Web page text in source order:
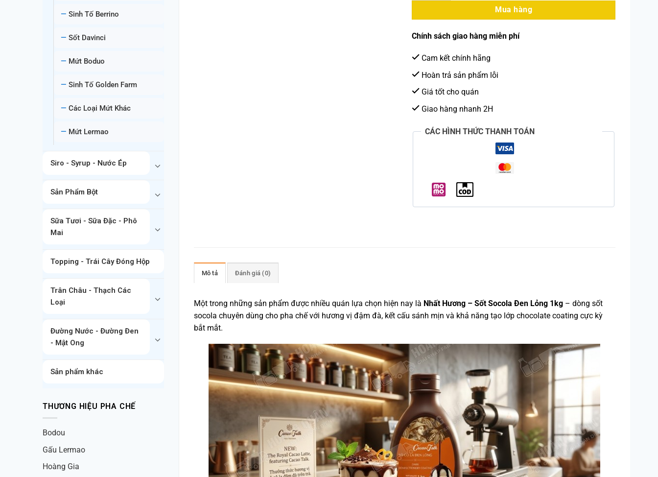
Sinh Tố Berrino
Sốt Davinci
Mứt Boduo
Sinh Tố Golden Farm
Các Loại Mứt Khác
Mứt Lermao
Siro - Syrup - Nước Ép
Sản Phẩm Bột
Sữa Tươi - Sữa Đặc - Phô
Mai
Topping - Trái Cây Đóng Hộp
Trân Châu - Thạch Các
Loại
Đường Nước - Đường Đen
- Mật Ong
Sản phẩm khác
THƯƠNG HIỆU PHA CHẾ
Bodou
Gấu Lermao
Hoàng Gia
Mua hàng
Chính sách giao hàng miễn phí
Cam kết chính hãng
Hoàn trả sản phẩm lỗi
Giá tốt cho quán
Giao hàng nhanh 2H
CÁC HÌNH THỨC THANH TOÁN
Mô tả Đánh giá (0)
Một trong những sản phẩm được nhiều quán lựa chọn hiện nay là Nhất Hương – Sốt Socola Đen Lỏng 1kg– dòng sốt
socola chuyên dùng cho pha chế với hương vị đậm đà, kết cấu sánh mịn và khả năng tạo lớp chocolate coating cực kỳ
bắt mắt.